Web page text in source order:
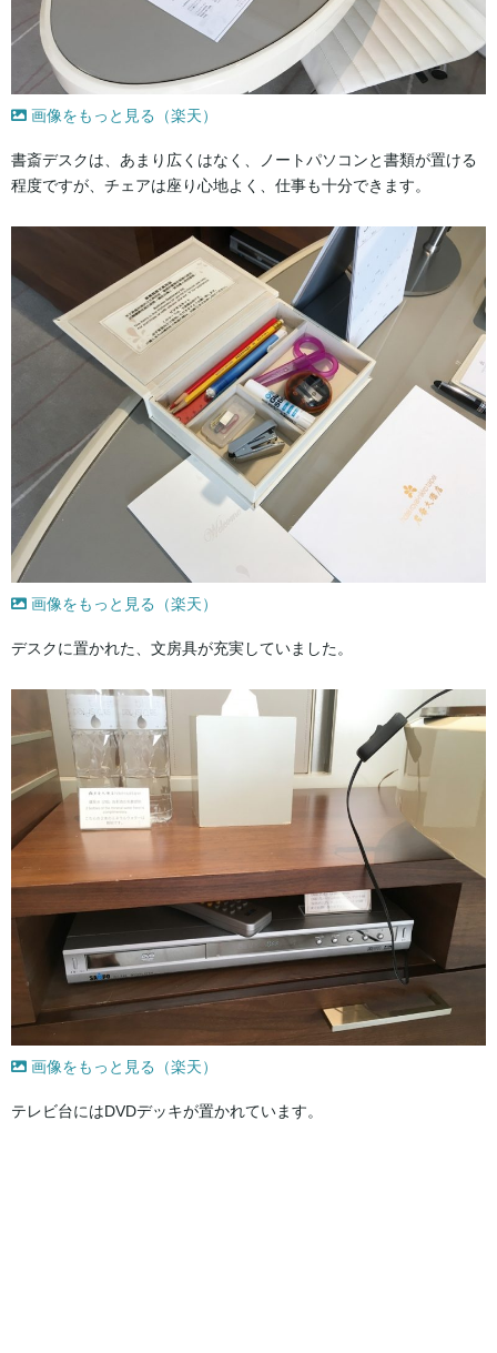
画像をもっと見る（楽天）
書斎デスクは、あまり広くはなく、ノートパソコンと書類が置ける
程度ですが、チェアは座り心地よく、仕事も十分できます。
画像をもっと見る（楽天）
デスクに置かれた、文房具が充実していました。
画像をもっと見る（楽天）
テレビ台にはDVDデッキが置かれています。